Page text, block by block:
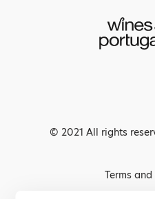
© 2021 All rights
Terms